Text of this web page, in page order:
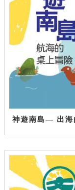
神遊南島— 出海